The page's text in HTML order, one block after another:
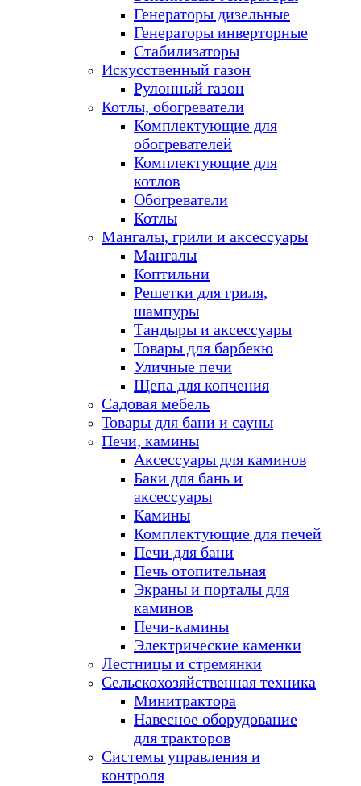
Генераторы дизельные
Генераторы инверторные
Стабилизаторы
Искусственный газон
Рулонный газон
Котлы, обогреватели
Комплектующие для
обогревателей
Комплектующие для
котлов
Обогреватели
Котлы
Мангалы, грили и аксессуары
Мангалы
Коптильни
Решетки для гриля,
шампуры
Тандыры и аксессуары
Товары для барбекю
Уличные печи
Щепа для копчения
Садовая мебель
Товары для бани и сауны
Печи, камины
Аксессуары для каминов
Баки для бань и
аксессуары
Камины
Комплектующие для печей
Печи для бани
Печь отопительная
Экраны и порталы для
каминов
Печи-камины
Электрические каменки
Лестницы и стремянки
Сельскохозяйственная техника
Минитрактора
Навесное оборудование
для тракторов
Системы управления и
контроля